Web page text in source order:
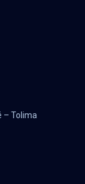
– Tolima